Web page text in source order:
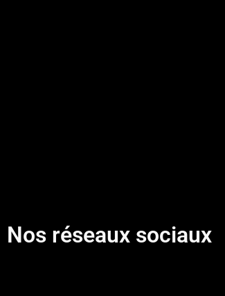
Nos réseaux sociaux